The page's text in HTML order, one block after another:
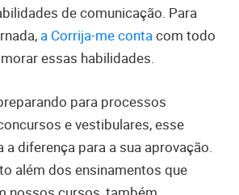
de comunicação. Para
a Corrija-me contacom todo
essas habilidades.
para processos
e vestibulares, esse
diferença para a sua aprovação.
além dos ensinamentos que